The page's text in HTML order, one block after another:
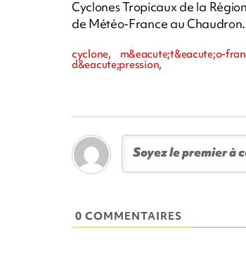
Cyclones Tropicaux de la
de Météo-France au Chaudron.
cyclone, m&eacute;t&eacute;o-
d&eacute;pression,
0 COMMENTAIRES